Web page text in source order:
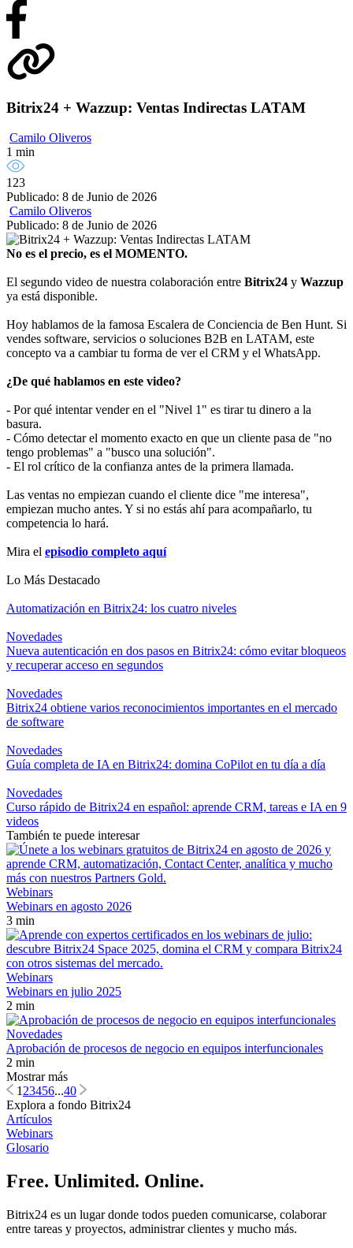
Bitrix24 + Wazzup: Ventas Indirectas LATAM
Camilo Oliveros
1 min
123
Publicado: 8 de Junio de 2026
Camilo Oliveros
Publicado: 8 de Junio de 2026
No es el precio, es el MOMENTO.
El segundo video de nuestra colaboración entre Bitrix24 y Wazzup
ya está disponible.
Hoy hablamos de la famosa Escalera de Conciencia de Ben Hunt. Si
vendes software, servicios o soluciones B2B en LATAM, este
concepto va a cambiar tu forma de ver el CRM y el WhatsApp.
¿De qué hablamos en este video?
- Por qué intentar vender en el "Nivel 1" es tirar tu dinero a la
basura.
​- Cómo detectar el momento exacto en que un cliente pasa de "no
tengo problemas" a "busco una solución".
- El rol crítico de la confianza antes de la primera llamada.
Las ventas no empiezan cuando el cliente dice "me interesa",
empiezan mucho antes. Y si no estás ahí para acompañarlo, tu
competencia lo hará.
Mira el episodio completo aquí
Lo Más Destacado
Automatización en Bitrix24: los cuatro niveles
Novedades
Nueva autenticación en dos pasos en Bitrix24: cómo evitar bloqueos
y recuperar acceso en segundos
Novedades
Bitrix24 obtiene varios reconocimientos importantes en el mercado
de software
Novedades
Guía completa de IA en Bitrix24: domina CoPilot en tu día a día
Novedades
Curso rápido de Bitrix24 en español: aprende CRM, tareas e IA en 9
videos
También te puede interesar
Webinars
Webinars en agosto 2026
3 min
Webinars
Webinars en julio 2025
2 min
Novedades
Aprobación de procesos de negocio en equipos interfuncionales
2 min
Mostrar más
123456...40
Explora a fondo Bitrix24
Artículos
Webinars
Glosario
Free. Unlimited. Online.
Bitrix24 es un lugar donde todos pueden comunicarse, colaborar
entre tareas y proyectos, administrar clientes y mucho más.